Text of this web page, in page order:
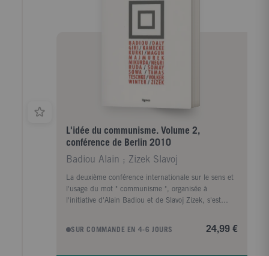
L'idée du communisme. Volume 2,
conférence de Berlin 2010
Badiou Alain ; Zizek Slavoj
La deuxième conférence internationale sur le sens et
l'usage du mot " communisme ", organisée à
l'initiative d'Alain Badiou et de Slavoj Zizek, s'est
Londres, l'année précédente, il s'agissait cette fois
SUR COMMANDE EN 4-6 JOURS 24,99 €